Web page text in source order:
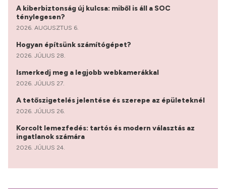
A kiberbiztonság új kulcsa: miből is áll a SOC
ténylegesen?
2026. AUGUSZTUS 6.
Hogyan építsünk számítógépet?
2026. JÚLIUS 28.
Ismerkedj meg a legjobb webkamerákkal
2026. JÚLIUS 27.
A tetőszigetelés jelentése és szerepe az épületeknél
2026. JÚLIUS 26.
Korcolt lemezfedés: tartós és modern választás az
ingatlanok számára
2026. JÚLIUS 24.